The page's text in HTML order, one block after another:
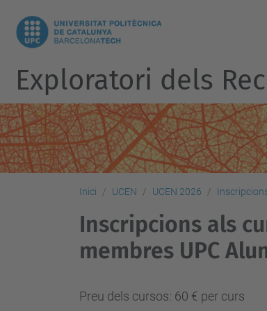
Exploratori dels
Inici UCEN UCEN 2026
Inscripcions als
membres UPC
Preu dels cursos: 60 € per curs